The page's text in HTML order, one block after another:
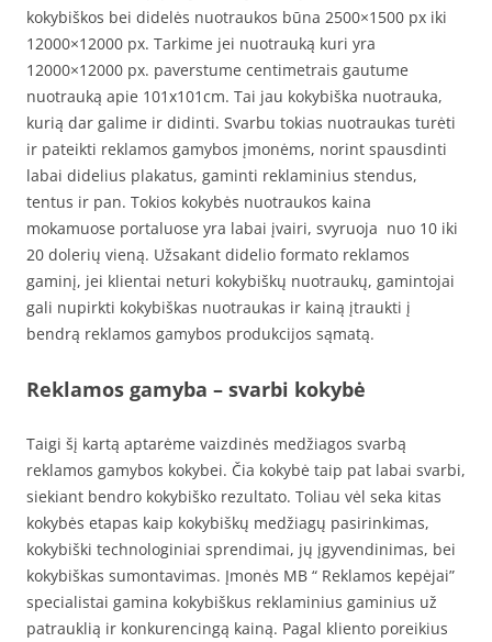
kokybiškos bei didelės nuotraukos būna 2500×1500 px iki
12000×12000 px. Tarkime jei nuotrauką kuri yra
12000×12000 px. paverstume centimetrais gautume
nuotrauką apie 101x101cm. Tai jau kokybiška nuotrauka,
kurią dar galime ir didinti. Svarbu tokias nuotraukas turėti
ir pateikti reklamos gamybos įmonėms, norint spausdinti
labai didelius plakatus, gaminti reklaminius stendus,
tentus ir pan. Tokios kokybės nuotraukos kaina
mokamuose portaluose yra labai įvairi, svyruoja nuo 10 iki
20 dolerių vieną. Užsakant didelio formato reklamos
gaminį, jei klientai neturi kokybiškų nuotraukų, gamintojai
gali nupirkti kokybiškas nuotraukas ir kainą įtraukti į
bendrą reklamos gamybos produkcijos sąmatą.
Reklamos gamyba – svarbi kokybė
Taigi šį kartą aptarėme vaizdinės medžiagos svarbą
reklamos gamybos kokybei. Čia kokybė taip pat labai svarbi,
siekiant bendro kokybiško rezultato. Toliau vėl seka kitas
kokybės etapas kaip kokybiškų medžiagų pasirinkimas,
kokybiški technologiniai sprendimai, jų įgyvendinimas, bei
kokybiškas sumontavimas. Įmonės MB “ Reklamos kepėjai”
specialistai gamina kokybiškus reklaminius gaminius už
patrauklią ir konkurencingą kainą. Pagal kliento poreikius